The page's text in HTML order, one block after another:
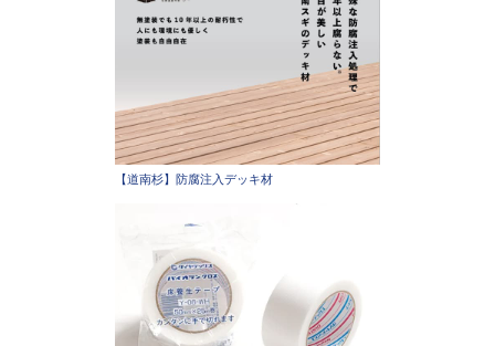
【道南杉】防腐注入デッキ材